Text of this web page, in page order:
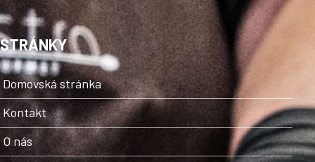
STRÁNKY
Domovská stránka
Kontakt
O nás